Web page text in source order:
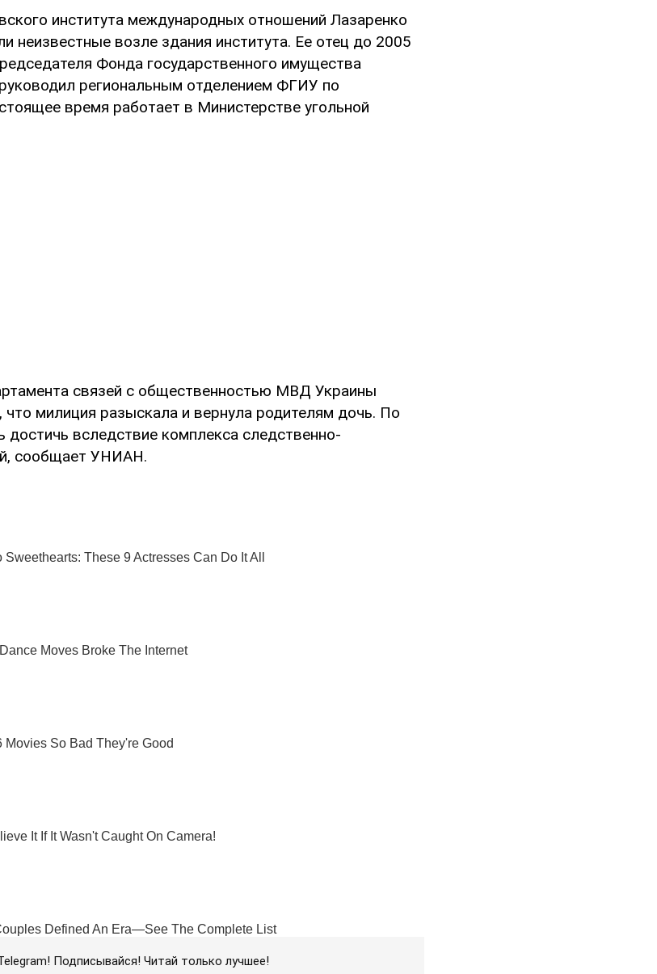
института международных отношений Лазаренко
неизвестные возле здания института. Ее отец до 2005
Фонда государственного имущества
региональным отделением ФГИУ по
время работает в Министерстве угольной
связей с общественностью МВД Украины
милиция разыскала и вернула родителям дочь. По
достичь вследствие комплекса следственно-
сообщает УНИАН.
Подписывайся! Читай только лучшее!